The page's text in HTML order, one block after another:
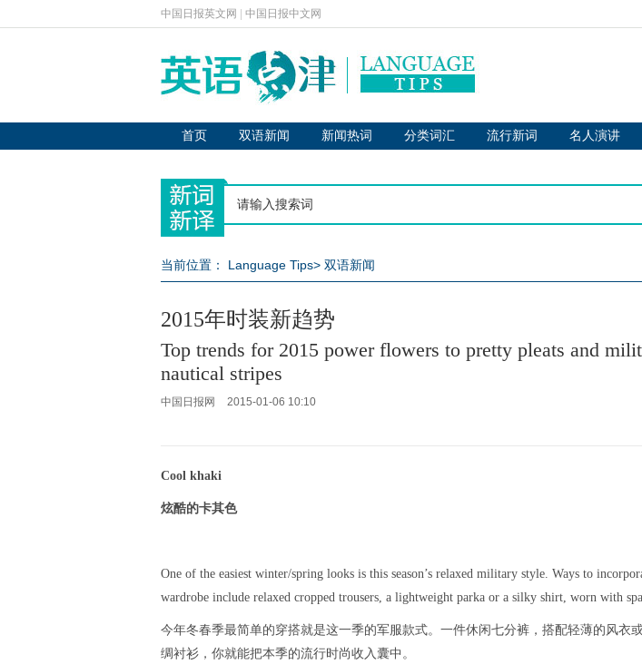
中国日报英文网 中国日报中文网
首页 双语新闻 新闻热词 分类词汇 流行新词 名人演讲
当前位置： Language Tips> 双语新闻
2015年时装新趋势
Top trends for 2015 power flowers to pretty pleats and
nautical stripes
中国日报网 2015-01-06 10:10
Cool khaki
炫酷的卡其色
One of the easiest winter/spring looks is this season’s relaxed military style. Ways to
wardrobe include relaxed cropped trousers, a lightweight parka or a silky shirt, worn with
今年冬春季最简单的穿搭就是这一季的军服款式。一件休闲七分裤，搭配轻薄的风衣
绸衬衫，你就能把本季的流行时尚收入囊中。